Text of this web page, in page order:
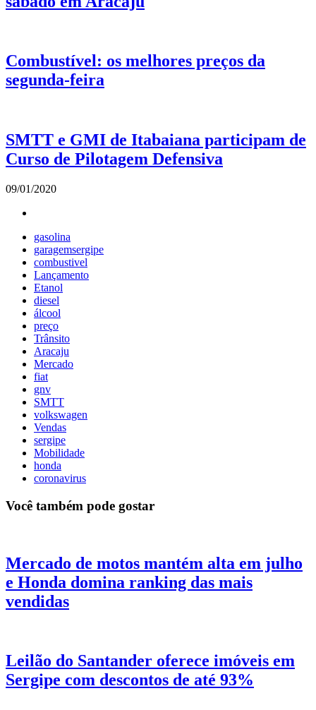
Combustível: os melhores preços da
segunda-feira
SMTT e GMI de Itabaiana participam de
Curso de Pilotagem Defensiva
09/01/2020
gasolina
garagemsergipe
combustivel
Lançamento
Etanol
diesel
álcool
preço
Trânsito
Aracaju
Mercado
fiat
gnv
SMTT
volkswagen
Vendas
sergipe
Mobilidade
honda
coronavirus
Você também pode gostar
Mercado de motos mantém alta em julho
e Honda domina ranking das mais
vendidas
Leilão do Santander oferece imóveis em
Sergipe com descontos de até 93%